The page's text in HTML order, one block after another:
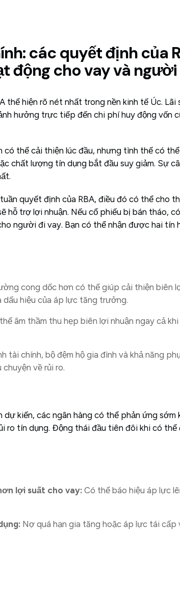
các quyết định của
động cho vay và
thể hiện rõ nét nhất trong nền kinh tế Úc.
hưởng trực tiếp đến chi phí huy động vốn
thể cải thiện lúc đầu, nhưng tình thế có
chất lượng tín dụng bắt đầu suy giảm. Sự
quyết định của RBA, điều đó có thể cho
hỗ trợ lợi nhuận. Nếu cổ phiếu bị bán tháo,
người đi vay. Bạn có thể nhận được hai tín
cong dốc hơn có thể giúp cải thiện biên
hiệu của áp lực tăng trưởng.
âm thầm thu hẹp biên lợi nhuận ngay cả
tài chính, bộ đệm hộ gia đình và khả năng
về rủi ro.
dự kiến, các ngân hàng có thể phản ứng
ro tín dụng. Động thái đầu tiên đôi khi có thể
lợi suất cho vay: Có thể báo hiệu áp lực
Nợ quá hạn gia tăng hoặc áp lực tái cấp